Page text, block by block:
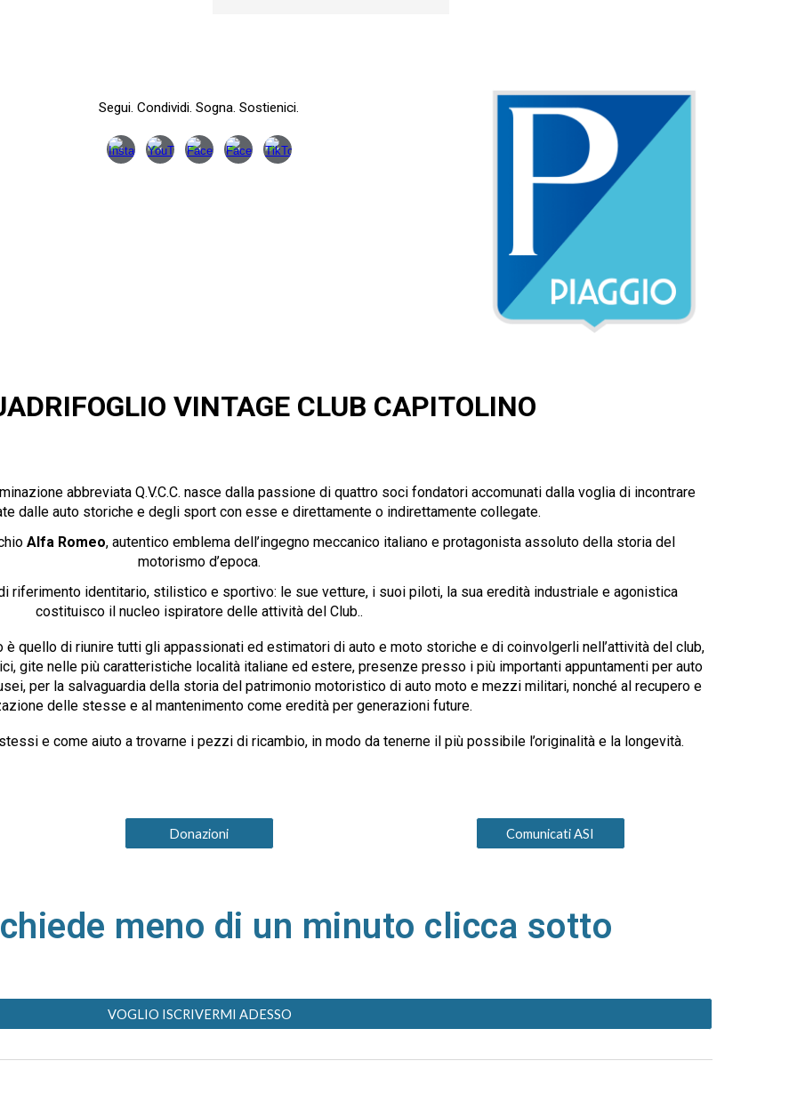
Segui. Condividi. Sogna. Sostienici.
VINTAGE CLUB CAPITOLINO
abbreviata Q.V.C.C. nasce dalla passione di quattro soci fondatori accomunati dalla voglia di incontrare
dalle auto storiche e degli sport con esse e direttamente o indirettamente collegate.
Alfa Romeo, autentico emblema dell’ingegno meccanico italiano e protagonista assoluto della storia del
motorismo d’epoca.
riferimento identitario, stilistico e sportivo: le sue vetture, i suoi piloti, la sua eredità industriale e agonistica
costituisco il nucleo ispiratore delle attività del Club..
quello di riunire tutti gli appassionati ed estimatori di auto e moto storiche e di coinvolgerli nell’attività del club,
gite nelle più caratteristiche località italiane ed estere, presenze presso i più importanti appuntamenti per auto
per la salvaguardia della storia del patrimonio motoristico di auto moto e mezzi militari, nonché al recupero e
delle stesse e al mantenimento come eredità per generazioni future.
e come aiuto a trovarne i pezzi di ricambio, in modo da tenerne il più possibile l’originalità e la longevità.
Donazioni Comunicati ASI
meno di un minuto clicca sotto
VOGLIO ISCRIVERMI ADESSO